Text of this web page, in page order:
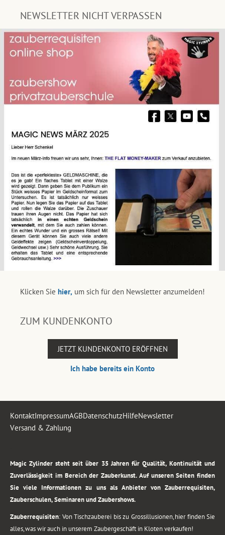
NEWSLETTER NICHT VERPASSEN
Klicken Sie hier, um sich für den Newsletter anzumelden!
ZUM KUNDENKONTO
JETZT KUNDENKONTO ERÖFFNEN
Ich habe bereits ein Konto
KontaktImpressumAGBDatenschutzHilfeNewsletter
Versand & Zahlung
Magic Zylinder steht seit über 35 Jahren für Qualität, Kontinuität und
Zuverlässigkeit im Bereich der Zauberkunst. Auf unseren Seiten finden
Sie viele Informationen zu uns als Anbieter von Zauberrequisiten,
Zauberschulen, Seminaren und Zaubershows.
Zauberrequisiten: Von Tischzauberei bis zu Grossillusionen, hier finden Sie
alles, was wir auch in unserem Zaubergeschäft in Kloten verkaufen!